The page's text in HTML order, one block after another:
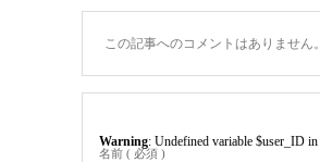
この記事へのコメントはありません。
Warning : Undefined variable $user_ID in
名前 ( 必須 )